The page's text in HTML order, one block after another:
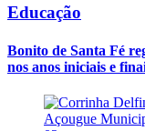
Educação
Bonito de Santa Fé
nos anos iniciais e